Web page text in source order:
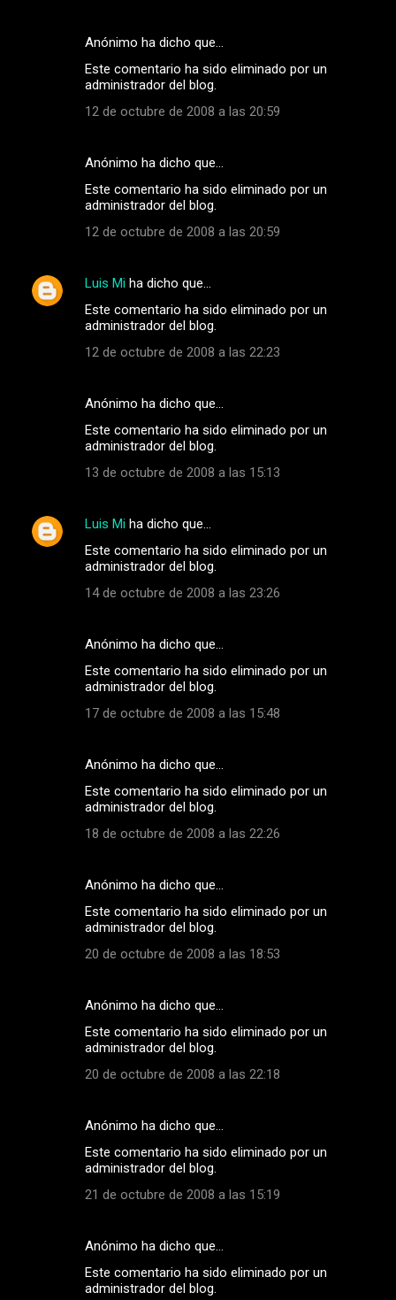
Anónimo ha dicho que…
Este comentario ha sido eliminado por un
administrador del blog.
12 de octubre de 2008 a las 20:59
Anónimo ha dicho que…
Este comentario ha sido eliminado por un
administrador del blog.
12 de octubre de 2008 a las 20:59
Luis Mi ha dicho que…
Este comentario ha sido eliminado por un
administrador del blog.
12 de octubre de 2008 a las 22:23
Anónimo ha dicho que…
Este comentario ha sido eliminado por un
administrador del blog.
13 de octubre de 2008 a las 15:13
Luis Mi ha dicho que…
Este comentario ha sido eliminado por un
administrador del blog.
14 de octubre de 2008 a las 23:26
Anónimo ha dicho que…
Este comentario ha sido eliminado por un
administrador del blog.
17 de octubre de 2008 a las 15:48
Anónimo ha dicho que…
Este comentario ha sido eliminado por un
administrador del blog.
18 de octubre de 2008 a las 22:26
Anónimo ha dicho que…
Este comentario ha sido eliminado por un
administrador del blog.
20 de octubre de 2008 a las 18:53
Anónimo ha dicho que…
Este comentario ha sido eliminado por un
administrador del blog.
20 de octubre de 2008 a las 22:18
Anónimo ha dicho que…
Este comentario ha sido eliminado por un
administrador del blog.
21 de octubre de 2008 a las 15:19
Anónimo ha dicho que…
Este comentario ha sido eliminado por un
administrador del blog.